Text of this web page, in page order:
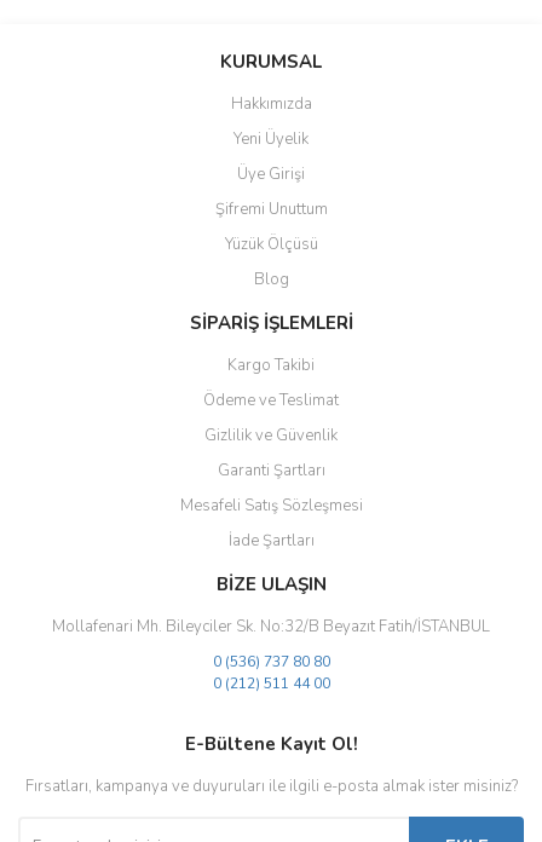
Bu ürüne ilk yorumu siz yapın!
Yorum Yaz
Ürün resmi kalitesiz, bozuk veya görüntülenemiyor.
Ürün açıklamasında eksik bilgiler bulunuyor.
Ürün bilgilerinde hatalar bulunuyor.
Ürün fiyatı diğer sitelerden daha pahalı.
Bu ürüne benzer farklı alternatifler olmalı.
Gönder
KURUMSAL
Hakkımızda
Yeni Üyelik
Üye Girişi
Şifremi Unuttum
Yüzük Ölçüsü
Blog
SİPARİŞ İŞLEMLERİ
Kargo Takibi
Ödeme ve Teslimat
Gizlilik ve Güvenlik
Garanti Şartları
Mesafeli Satış Sözleşmesi
İade Şartları
BİZE ULAŞIN
Mollafenari Mh. Bileyciler Sk. No:32/B Beyazıt Fatih/İSTANBUL
0 (536) 737 80 80
0 (212) 511 44 00
E-Bültene Kayıt Ol!
Fırsatları, kampanya ve duyuruları ile ilgili e-posta almak ister misiniz?